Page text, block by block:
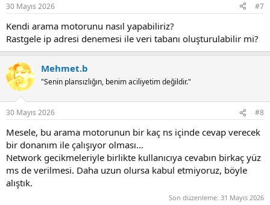
30 Mayıs 2026 #7
Kendi arama motorunu nasıl yapabiliriz?
Rastgele ip adresi denemesi ile veri tabanı oluşturulabilir mi?
Mehmet.b
"Senin plansızlığın, benim aciliyetim değildir."
30 Mayıs 2026 #8
Mesele, bu arama motorunun bir kaç ns içinde cevap verecek
bir donanım ile çalışıyor olması...
Network gecikmeleriyle birlikte kullanıcıya cevabın birkaç yüz
ms de verilmesi. Daha uzun olursa kabul etmiyoruz, böyle
alıştık.
Son düzenleme: 31 Mayıs 2026